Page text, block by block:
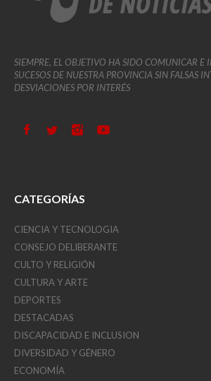
SIEMPRE, EL OBJETIVO HA SIDO COMUNICAR E
SUCESOS DE NUESTRA PROVINCIA SIN FALSAS
DESVIACIONES POR INTERÉS
CATEGORÍAS
CIENCIA Y TECNOLOGIA
CONSEJO DELIBERANTE
CULTO Y RELIGIÓN
CULTURA Y ARTE
DEPORTES
DESTACADAS
DISCAPACIDAD E INCLUSION
DIVERSIDAD Y GÉNERO
ECONOMÍA